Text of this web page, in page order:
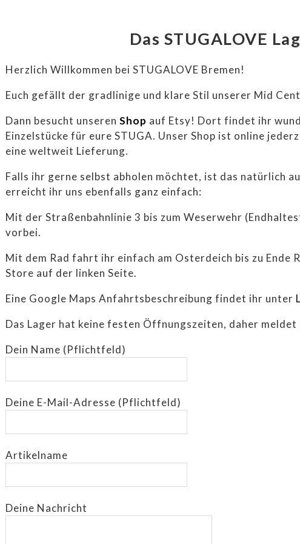
HOME
ABOUT
FURNITURE
SIDEBOARDS & REGALE
STÜHLE & TISCHE
LAMPEN
SALE
HÜTTENLIEBE ❤️
STUGALOVE SHOP
ART
ANKAUF
Das STUGALOVE
Herzlich Willkommen bei STUGALOVE Bremen!
Euch gefällt der gradlinige und klare Stil unserer Mid
Dann besucht unseren Shop auf Etsy! Dort findet ihr
Einzelstücke für eure STUGA. Unser Shop ist online
eine weltweit Lieferung.
Falls ihr gerne selbst abholen möchtet, ist das natürlich
erreicht ihr uns ebenfalls ganz einfach:
Mit der Straßenbahnlinie 3 bis zum Weserwehr
vorbei.
Mit dem Rad fahrt ihr einfach am Osterdeich bis zu Ende
Store auf der linken Seite.
Eine Google Maps Anfahrtsbeschreibung findet ihr unter
Das Lager hat keine festen Öffnungszeiten, daher
Dein Name (Pflichtfeld)
Deine E-Mail-Adresse (Pflichtfeld)
Artikelname
Deine Nachricht